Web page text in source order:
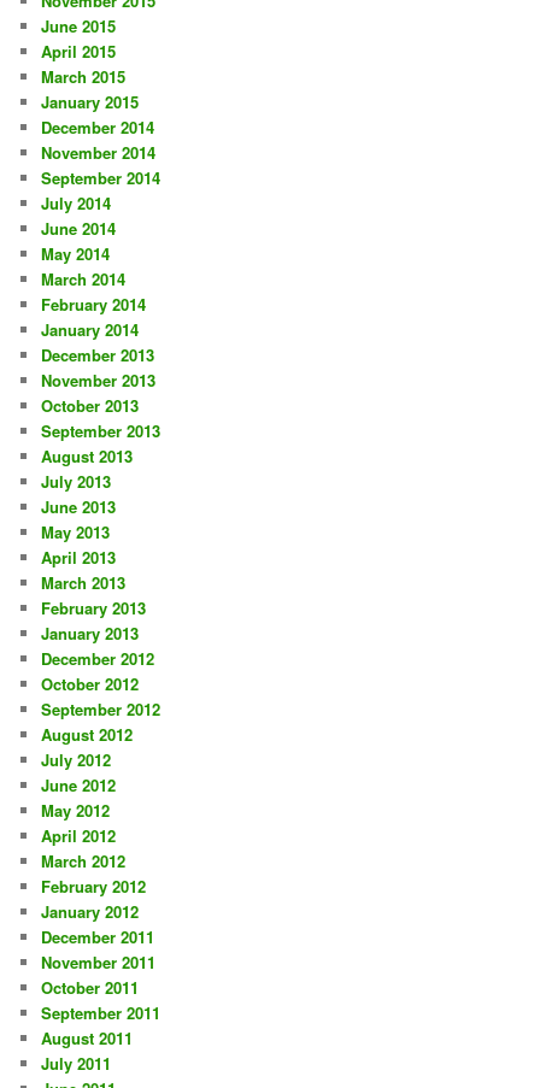
June 2015
April 2015
March 2015
January 2015
December 2014
November 2014
September 2014
July 2014
June 2014
May 2014
March 2014
February 2014
January 2014
December 2013
November 2013
October 2013
September 2013
August 2013
July 2013
June 2013
May 2013
April 2013
March 2013
February 2013
January 2013
December 2012
October 2012
September 2012
August 2012
July 2012
June 2012
May 2012
April 2012
March 2012
February 2012
January 2012
December 2011
November 2011
October 2011
September 2011
August 2011
July 2011